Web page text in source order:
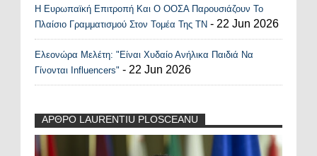
Η Ευρωπαϊκή Επιτροπή Και Ο ΟΟΣΑ Παρουσιάζουν Το
Πλαίσιο Γραμματισμού Στον Τομέα Της ΤΝ - 22 Jun 2026
Ελεονώρα Μελέτη: "Είναι Χυδαίο Ανήλικα Παιδιά Να
Γίνονται Influencers" - 22 Jun 2026
ΑΡΘΡΟ LAURENTIU PLOSCEANU